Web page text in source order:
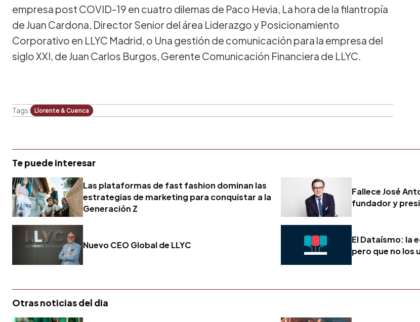
empresa post COVID-19 en cuatro dilemas de Paco Hevia, La hora de la filantropía
de Juan Cardona, Director Senior del área Liderazgo y Posicionamiento
Corporativo en LLYC Madrid, o Una gestión de comunicación para la empresa del
siglo XXI, de Juan Carlos Burgos, Gerente Comunicación Financiera de LLYC.
Tags: Llorente & Cuenca
Te puede interesar
Las plataformas de fast fashion dominan las
estrategias de marketing para conquistar a la
Generación Z
Fallece José
fundador y
Nuevo CEO Global de LLYC
El Dataísmo: la
pero que no los
Otras noticias del dia